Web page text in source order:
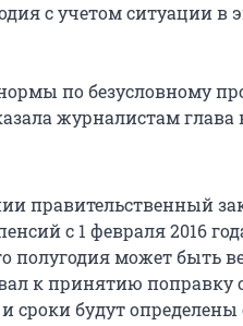
с учетом ситуации в
по безусловному
журналистам глава
правительственный
с 1 февраля 2016
полугодия может быть
к принятию поправку
сроки будут